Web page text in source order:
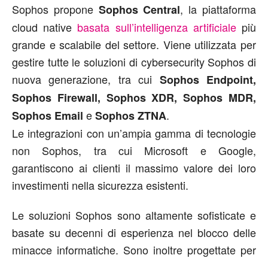
Sophos propone Sophos Central, la piattaforma
cloud native basata sull’intelligenza artificialepiù
grande e scalabile del settore. Viene utilizzata per
gestire tutte le soluzioni di cybersecurity Sophos di
nuova generazione, tra cui Sophos Endpoint,
Sophos Firewall, Sophos XDR, Sophos MDR,
Sophos Email eSophos ZTNA.
Le integrazioni con un’ampia gamma di tecnologie
non Sophos, tra cui Microsoft e Google,
garantiscono ai clienti il massimo valore dei loro
investimenti nella sicurezza esistenti.
Le soluzioni Sophos sono altamente sofisticate e
basate su decenni di esperienza nel blocco delle
minacce informatiche. Sono inoltre progettate per